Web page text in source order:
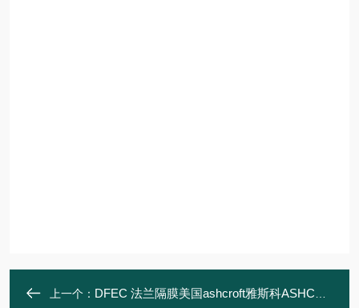
上一个： DFEC 法兰隔膜美国ashcroft雅斯科ASHCROFT